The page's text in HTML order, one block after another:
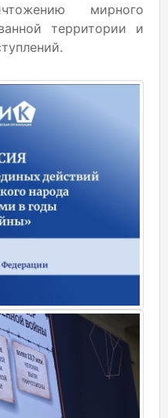
мирного
территории и